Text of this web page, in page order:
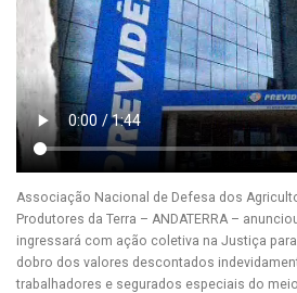
Associação Nacional de Defesa dos
Produtores da Terra – ANDATERRA –
ingressará com ação coletiva na Justiça
dobro dos valores descontados
trabalhadores e segurados especiais do meio